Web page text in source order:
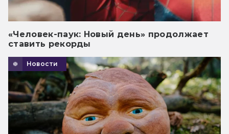
«Человек-паук: Новый день» продолжает
ставить рекорды
Новости